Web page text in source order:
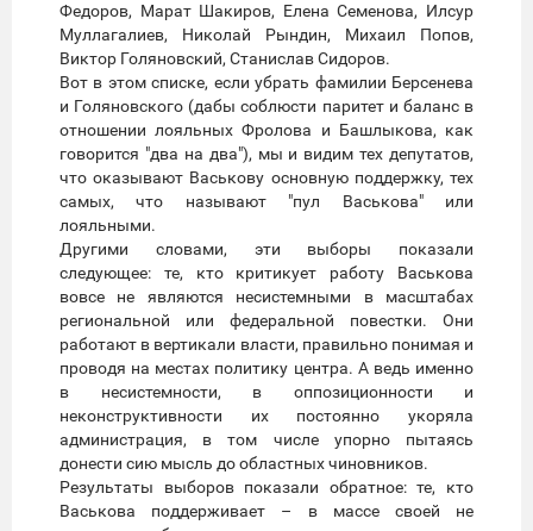
Федоров, Марат Шакиров, Елена Семенова, Илсур
Муллагалиев, Николай Рындин, Михаил Попов,
Виктор Голяновский, Станислав Сидоров.
Вот в этом списке, если убрать фамилии Берсенева
и Голяновского (дабы соблюсти паритет и баланс в
отношении лояльных Фролова и Башлыкова, как
говорится "два на два"), мы и видим тех депутатов,
что оказывают Васькову основную поддержку, тех
самых, что называют "пул Васькова" или
лояльными.
Другими словами, эти выборы показали
следующее: те, кто критикует работу Васькова
вовсе не являются несистемными в масштабах
региональной или федеральной повестки. Они
работают в вертикали власти, правильно понимая и
проводя на местах политику центра. А ведь именно
в несистемности, в оппозиционности и
неконструктивности их постоянно укоряла
администрация, в том числе упорно пытаясь
донести сию мысль до областных чиновников.
Результаты выборов показали обратное: те, кто
Васькова поддерживает – в массе своей не